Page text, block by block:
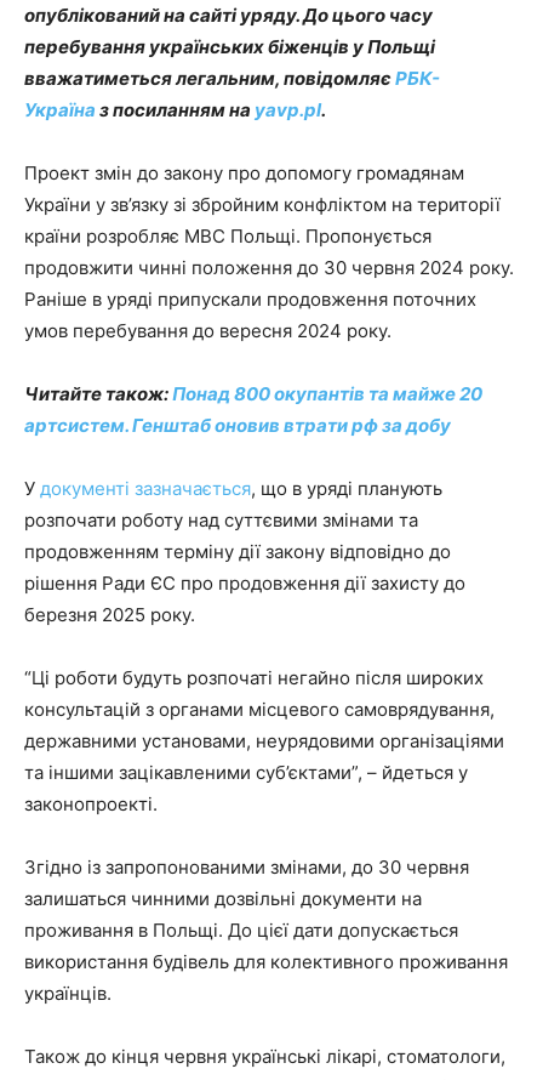
опублікований на сайті уряду. До цього часу
перебування українських біженців у Польщі
вважатиметься легальним, повідомляєРБК-
Україна з посиланням на yavp.pl.
Проект змін до закону про допомогу громадянам
України у зв’язку зі збройним конфліктом на території
країни розробляє МВС Польщі. Пропонується
продовжити чинні положення до 30 червня 2024 року.
Раніше в уряді припускали продовження поточних
умов перебування до вересня 2024 року.
Читайте також:Понад 800 окупантів та майже 20
артсистем. Генштаб оновив втрати рф за добу
У документі зазначається, що в уряді планують
розпочати роботу над суттєвими змінами та
продовженням терміну дії закону відповідно до
рішення Ради ЄС про продовження дії захисту до
березня 2025 року.
“Ці роботи будуть розпочаті негайно після широких
консультацій з органами місцевого самоврядування,
державними установами, неурядовими організаціями
та іншими зацікавленими суб’єктами”, – йдеться у
законопроекті.
Згідно із запропонованими змінами, до 30 червня
залишаться чинними дозвільні документи на
проживання в Польщі. До цієї дати допускається
використання будівель для колективного проживання
українців.
Також до кінця червня українські лікарі, стоматологи,